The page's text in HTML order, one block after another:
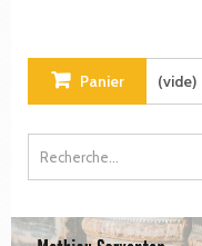
Panier (vide)